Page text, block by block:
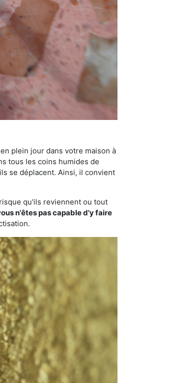
plein jour dans votre maison à
tous les coins humides de
se déplacent. Ainsi, il convient
qu'ils reviennent ou tout
n'êtes pas capable d'y faire